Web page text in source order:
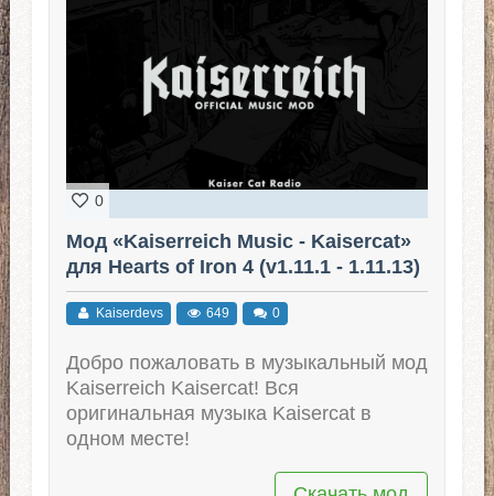
0
Мод «Kaiserreich Music - Kaisercat»
для Hearts of Iron 4 (v1.11.1 - 1.11.13)
Kaiserdevs 649 0
Добро пожаловать в музыкальный мод
Kaiserreich Kaisercat! Вся
оригинальная музыка Kaisercat в
одном месте!